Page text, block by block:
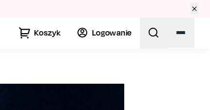
Koszyk Logowanie